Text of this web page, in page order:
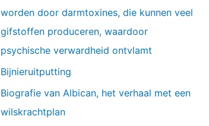
worden door darmtoxines, die kunnen veel
gifstoffen produceren, waardoor
psychische verwardheid ontvlamt
Bijnieruitputting
Biografie van Albican, het verhaal met een
wilskrachtplan